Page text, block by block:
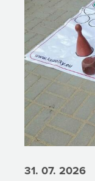
31. 07. 2026